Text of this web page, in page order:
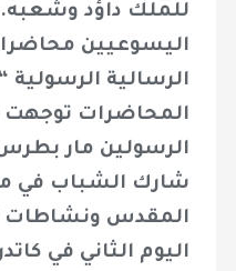
للملك داؤد وشعبه.
اليسوعيين
الرسالية
المحاضرات توجهت
الرسولين مار
شارك الشباب في
المقدس ونشاطات
اليوم الثاني في